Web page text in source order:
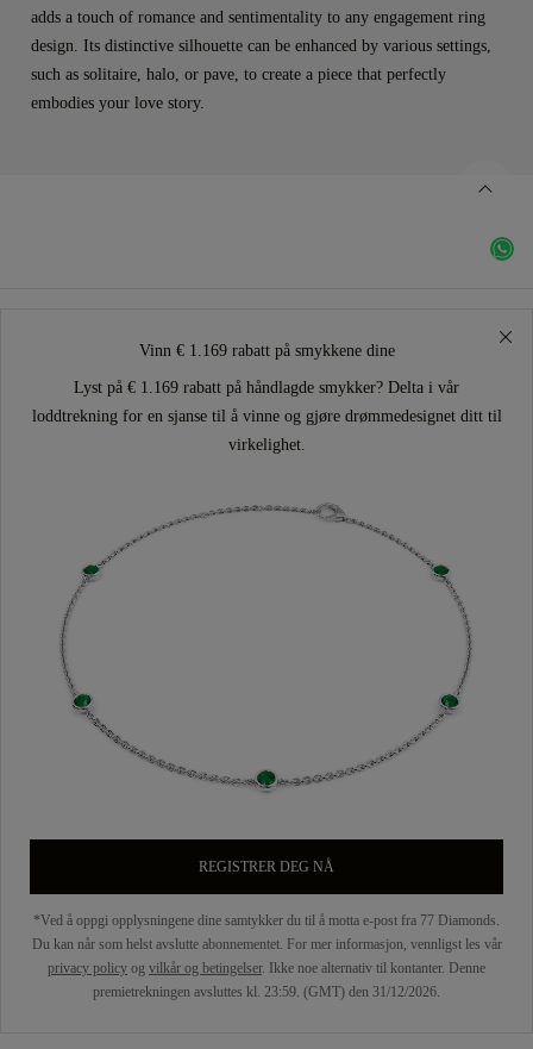
adds a touch of romance and sentimentality to any engagement ring
design. Its distinctive silhouette can be enhanced by various settings,
such as solitaire, halo, or pave, to create a piece that perfectly
embodies your love story.
Vinn € 1.169 rabatt på smykkene dine
Lyst på € 1.169 rabatt på håndlagde smykker? Delta i vår
loddtrekning for en sjanse til å vinne og gjøre drømmedesignet ditt til
virkelighet.
REGISTRER DEG NÅ
*Ved å oppgi opplysningene dine samtykker du til å motta e-post fra 77 Diamonds.
Du kan når som helst avslutte abonnementet. For mer informasjon, vennligst les vår
privacy policy og vilkår og betingelser. Ikke noe alternativ til kontanter. Denne
premietrekningen avsluttes kl. 23:59. (GMT) den 31/12/2026.